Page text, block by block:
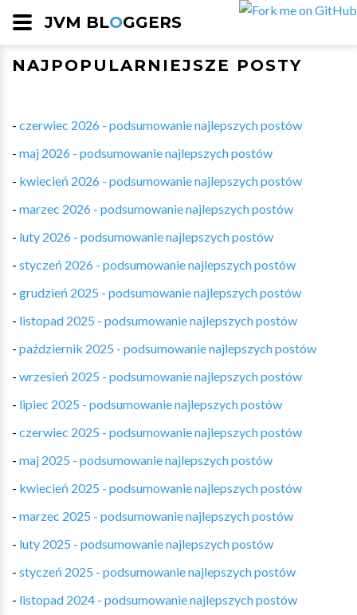
JVM BLOGGERS
NAJPOPULARNIEJSZE POSTY
- czerwiec 2026 - podsumowanie najlepszych postów
- maj 2026 - podsumowanie najlepszych postów
- kwiecień 2026 - podsumowanie najlepszych postów
- marzec 2026 - podsumowanie najlepszych postów
- luty 2026 - podsumowanie najlepszych postów
- styczeń 2026 - podsumowanie najlepszych postów
- grudzień 2025 - podsumowanie najlepszych postów
- listopad 2025 - podsumowanie najlepszych postów
- październik 2025 - podsumowanie najlepszych postów
- wrzesień 2025 - podsumowanie najlepszych postów
- lipiec 2025 - podsumowanie najlepszych postów
- czerwiec 2025 - podsumowanie najlepszych postów
- maj 2025 - podsumowanie najlepszych postów
- kwiecień 2025 - podsumowanie najlepszych postów
- marzec 2025 - podsumowanie najlepszych postów
- luty 2025 - podsumowanie najlepszych postów
- styczeń 2025 - podsumowanie najlepszych postów
- listopad 2024 - podsumowanie najlepszych postów